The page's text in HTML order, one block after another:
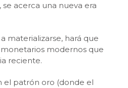
se acerca una nueva era
materializarse, hará que
modernos que
reciente.
el patrón oro (donde el